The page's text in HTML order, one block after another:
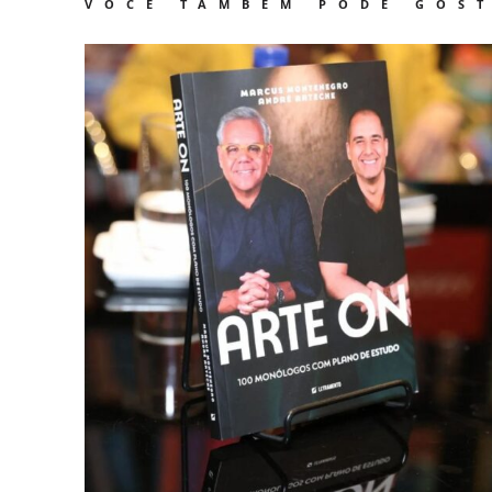
VOCÊ TAMBÉM PODE